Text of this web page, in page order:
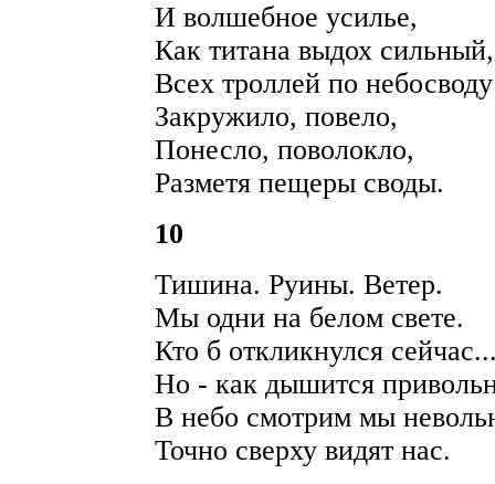
И волшебное усилье,
Как титана выдох сильный,
Всех троллей по небосводу
Закружило, повело,
Понесло, поволокло,
Разметя пещеры своды.
10
Тишина. Руины. Ветер.
Мы одни на белом свете.
Кто б откликнулся
Но - как дышится
В небо смотрим мы
Точно сверху видят нас.